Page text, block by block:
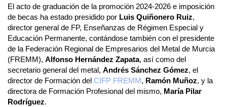
El acto de graduación de la promoción 2024-2026 e imposición
de becas ha estado presidido por Luis Quiñonero Ruiz,
director general de FP, Enseñanzas de Régimen Especial y
Educación Permanente, contándose también con el presidente
de la Federación Regional de Empresarios del Metal de Murcia
(FREMM), Alfonso Hernández Zapata, así como del
secretario general del metal, Andrés Sánchez Gómez, el
director de Formación del CIFP FREMM, Ramón Muñoz, y la
directora de Formación Profesional del mismo, María Pilar
Rodríguez.